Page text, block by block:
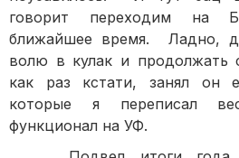
говорит переходим на
ближайшее время. Ладно,
волю в кулак и продолжать
как раз кстати, занял он
которые я переписал
функционал на УФ.